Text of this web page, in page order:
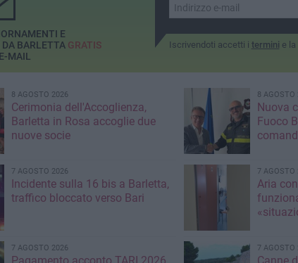
Finanza a Barletta
Iscrivendoti accetti i termini e la
E
BARLETTA GRATIS
MAIL
8 AGOSTO 2026
Cerimonia dell'Accoglienza,
Barletta in Rosa accoglie due
nuove socie
8 AGOSTO
Nuova
Fuoco
7 AGOSTO 2026
Incidente sulla 16 bis a Barletta,
traffico bloccato verso Bari
7 AGOSTO
Aria
7 AGOSTO 2026 7 AGOSTO